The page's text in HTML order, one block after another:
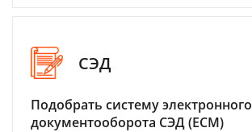
СЭД
Подобрать систему электронного
документооборота СЭД (ECM)